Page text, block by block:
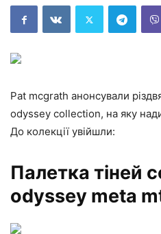
Pat mcgrath анонсували
odyssey collection, на яку
До колекції увійшли:
Палетка тіней
odyssey meta